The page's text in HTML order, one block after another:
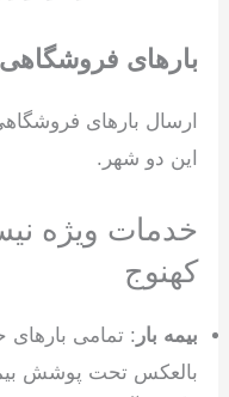
بارهای فروشگاهی
ارسال بارهای
این دو شهر.
خدمات ویژه
کهنوج
بیمه بار : تمامی بارهای
بالعکس تحت پوشش